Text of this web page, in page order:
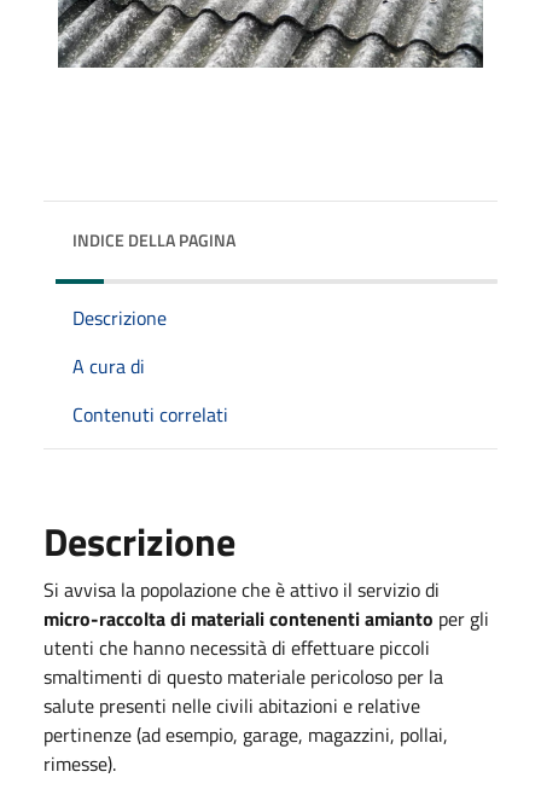
INDICE DELLA PAGINA
Descrizione
A cura di
Contenuti correlati
Descrizione
Si avvisa la popolazione che èattivo il servizio di
micro-raccolta di materiali contenenti amianto per gli
utenti che hanno necessità di effettuare piccoli
smaltimenti di questo materiale pericoloso per la
salute presenti nelle civili abitazioni e relative
pertinenze (ad esempio, garage, magazzini, pollai,
rimesse).